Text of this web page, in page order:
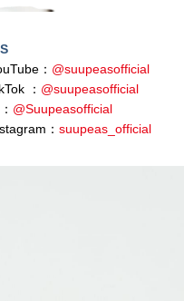
： @suupeasofficial
： @suupeasofficial
@Suupeasofficial
：suupeas_official